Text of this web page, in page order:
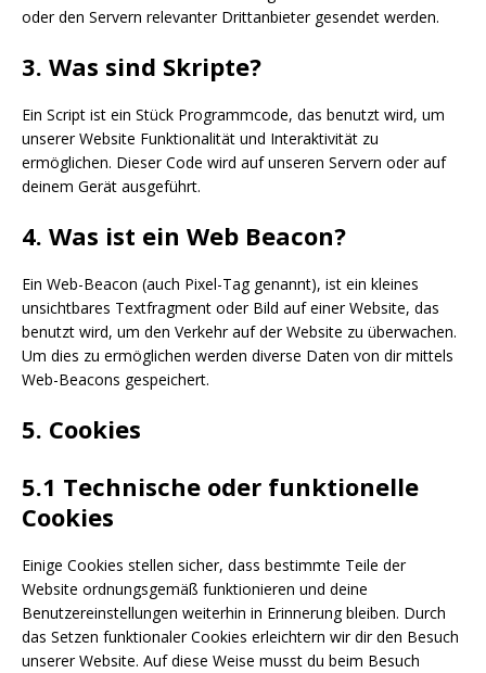
oder den Servern relevanter Drittanbieter gesendet werden.
3. Was sind Skripte?
Ein Script ist ein Stück Programmcode, das benutzt wird, um
unserer Website Funktionalität und Interaktivität zu
ermöglichen. Dieser Code wird auf unseren Servern oder auf
deinem Gerät ausgeführt.
4. Was ist ein Web Beacon?
Ein Web-Beacon (auch Pixel-Tag genannt), ist ein kleines
unsichtbares Textfragment oder Bild auf einer Website, das
benutzt wird, um den Verkehr auf der Website zu überwachen.
Um dies zu ermöglichen werden diverse Daten von dir mittels
Web-Beacons gespeichert.
5. Cookies
5.1 Technische oder funktionelle
Cookies
Einige Cookies stellen sicher, dass bestimmte Teile der
Website ordnungsgemäß funktionieren und deine
Benutzereinstellungen weiterhin in Erinnerung bleiben. Durch
das Setzen funktionaler Cookies erleichtern wir dir den Besuch
unserer Website. Auf diese Weise musst du beim Besuch